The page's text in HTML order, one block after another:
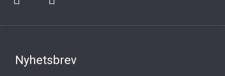
Nyhetsbrev